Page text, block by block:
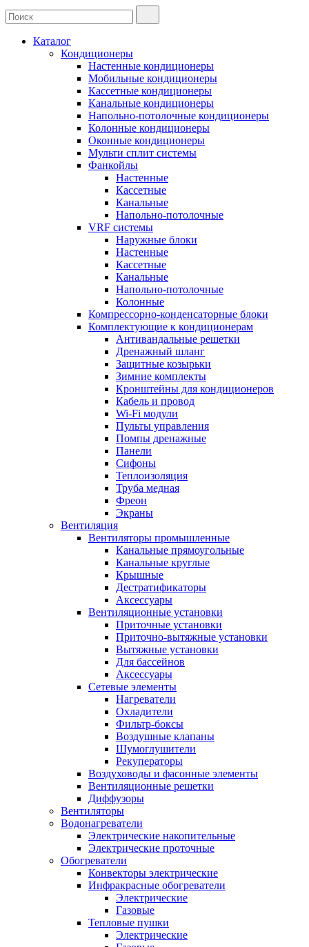
Каталог
Кондиционеры
Настенные кондиционеры
Мобильные кондиционеры
Кассетные кондиционеры
Канальные кондиционеры
Напольно-потолочные кондиционеры
Колонные кондиционеры
Оконные кондиционеры
Мульти сплит системы
Фанкойлы
Настенные
Кассетные
Канальные
Напольно-потолочные
VRF системы
Наружные блоки
Настенные
Кассетные
Канальные
Напольно-потолочные
Колонные
Компрессорно-конденсаторные блоки
Комплектующие к кондиционерам
Антивандальные решетки
Дренажный шланг
Защитные козырьки
Зимние комплекты
Кронштейны для кондиционеров
Кабель и провод
Wi-Fi модули
Пульты управления
Помпы дренажные
Панели
Сифоны
Теплоизоляция
Труба медная
Фреон
Экраны
Вентиляция
Вентиляторы промышленные
Канальные прямоугольные
Канальные круглые
Крышные
Дестратификаторы
Аксессуары
Вентиляционные установки
Приточные установки
Приточно-вытяжные установки
Вытяжные установки
Для бассейнов
Аксессуары
Сетевые элементы
Нагреватели
Охладители
Фильтр-боксы
Воздушные клапаны
Шумоглушители
Рекуператоры
Воздуховоды и фасонные элементы
Вентиляционные решетки
Диффузоры
Вентиляторы
Водонагреватели
Электрические накопительные
Электрические проточные
Обогреватели
Конвекторы электрические
Инфракрасные обогреватели
Электрические
Газовые
Тепловые пушки
Электрические